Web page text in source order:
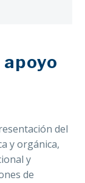
del
y orgánica,
y
de